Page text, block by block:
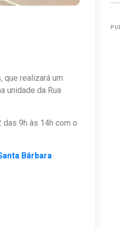
que realizará um
unidade da Rua
9h às 14h com o
Bárbara